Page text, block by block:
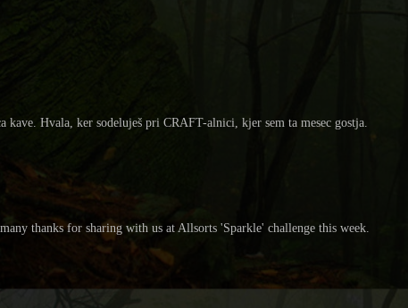
kave. Hvala, ker sodeluješ pri CRAFT-alnici, kjer sem ta mesec gostja.
thanks for sharing with us at Allsorts 'Sparkle' challenge this week.